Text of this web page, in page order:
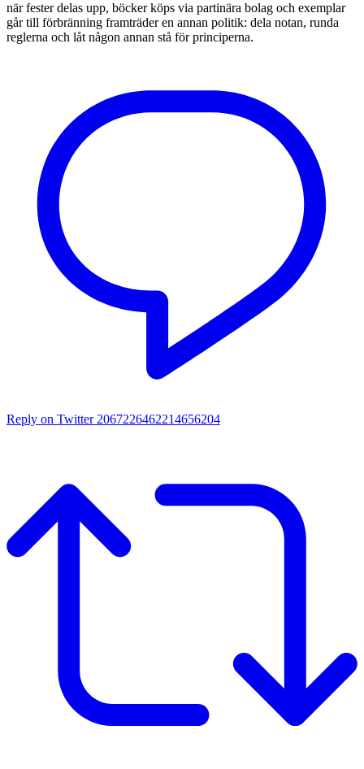
när fester delas upp, böcker köps via partinära bolag och exemplar
går till förbränning framträder en annan politik: dela notan, runda
reglerna och låt någon annan stå för principerna.
Reply on Twitter 2067226462214656204